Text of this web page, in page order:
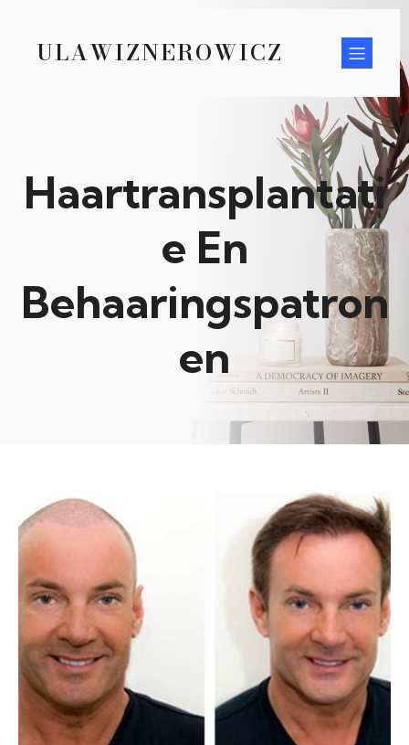
ULAWIZNEROWICZ
Haartransplantati
e En
Behaaringspatron
en